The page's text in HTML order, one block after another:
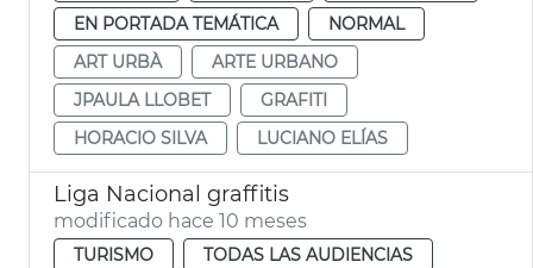
EN PORTADA TEMÁTICA
NORMAL
ART URBÀ
ARTE URBANO
JPAULA LLOBET
GRAFITI
HORACIO SILVA
LUCIANO ELÍAS
Liga Nacional graffitis
modificado hace 10 meses
TURISMO
TODAS LAS AUDIENCIAS